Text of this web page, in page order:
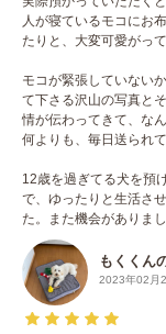
人が寝ているモコにお
たりと、大変可愛がっ
モコが緊張していない
て下さる沢山の写真と
情が伝わってきて、な
何よりも、毎日送られ
12歳を過ぎてる犬を預
で、ゆったりと生活さ
た。また機会がありま
もくくん
2023年02月